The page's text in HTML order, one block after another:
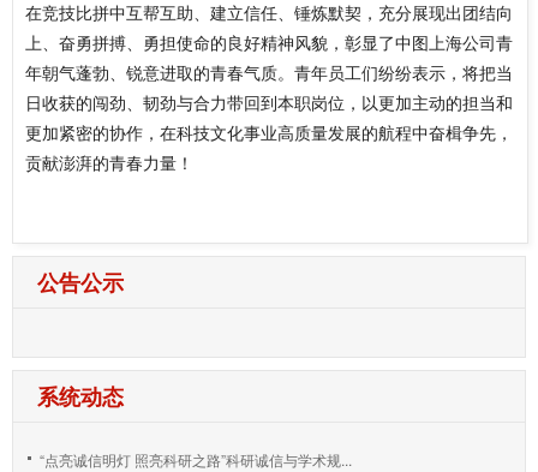
在竞技比拼中互帮互助、建立信任、锤炼默契，充分展现出团结向
上、奋勇拼搏、勇担使命的良好精神风貌，彰显了中图上海公司青
年朝气蓬勃、锐意进取的青春气质。青年员工们纷纷表示，将把当
日收获的闯劲、韧劲与合力带回到本职岗位，以更加主动的担当和
更加紧密的协作，在科技文化事业高质量发展的航程中奋楫争先，
贡献澎湃的青春力量！
公告公示
系统动态
“点亮诚信明灯 照亮科研之路”科研诚信与学术规...